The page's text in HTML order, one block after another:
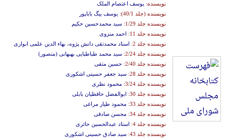
نویسنده: یوسف اعتصام الملک
نویسنده (جلد 40/1):
یوسف بیگ باباپور
نویسنده جلد 1/29:
سید محمدحسین حکیم
نویسنده جلد 11:
احمد منزوی
نویسنده جلد 2:
استاد محمدتقی دانش پژوه، بهاء الدین علمی انواری
نویسنده جلد 2/24:
سید محمد طباطبایی بهبهانی (منصور)
نویسنده جلد 2/40:
حسین متقی
نویسنده جلد 28:
سید جعفر حسینی اشکوری
نویسنده جلد 3/24:
محمود نظری
نویسنده جلد 30:
ابوالفضل حافظیان بابلی
نویسنده جلد 33:
محمود طیار مراغی
نویسنده جلد 34:
محسن صادقی
نویسنده جلد 4:
استاد عبدالحسین حائری
نویسنده جلد 43:
سید صادق حسینی اشکوری